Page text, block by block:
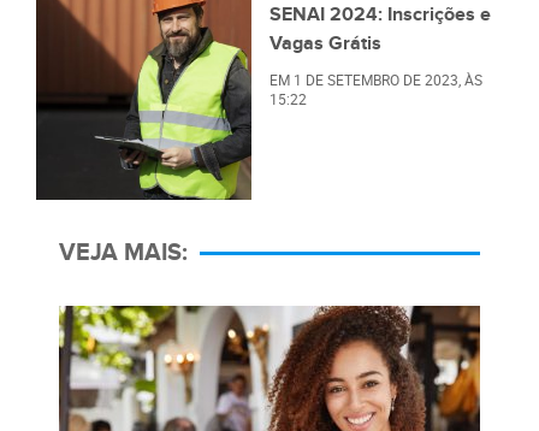
SENAI 2024: Inscrições e
Vagas Grátis
EM 1 DE SETEMBRO DE 2023 , ÀS
15:22
VEJA MAIS: